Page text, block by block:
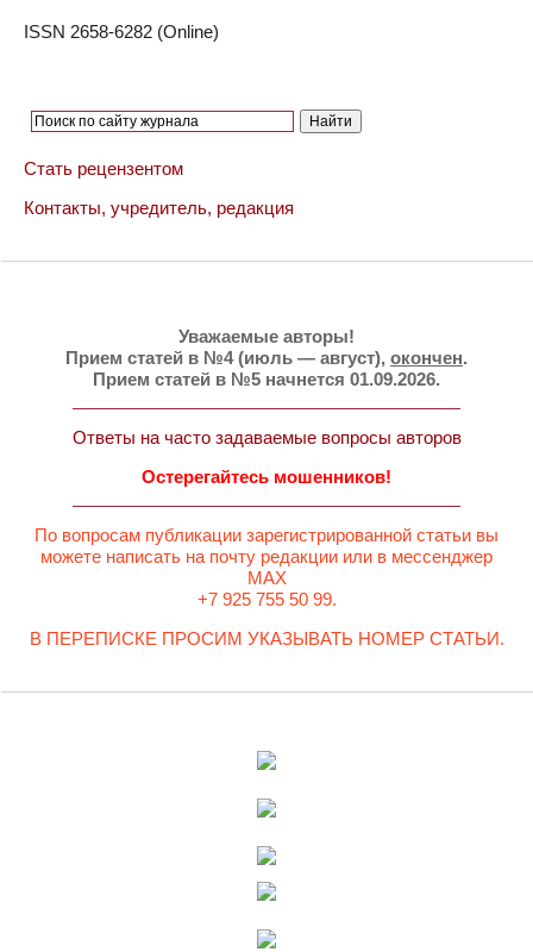
ISSN 2658-6282 (Online)
Стать рецензентом
Контакты, учредитель, редакция
Уважаемые авторы!
Прием статей в №4 (июль — август), окончен.
Прием статей в №5 начнется 01.09.2026.
Ответы на часто задаваемые вопросы авторов
Остерегайтесь мошенников!
По вопросам публикации зарегистрированной статьи вы
можете написать на почту редакции или в мессенджер
MAX
+7 925 755 50 99.
В ПЕРЕПИСКЕ ПРОСИМ УКАЗЫВАТЬ НОМЕР СТАТЬИ.